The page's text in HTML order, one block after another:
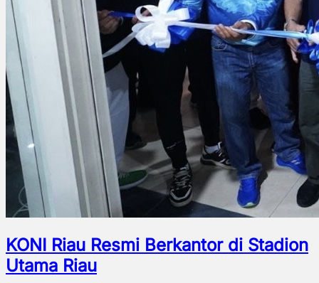
KONI Riau Resmi Berkantor di Stadion
Utama Riau